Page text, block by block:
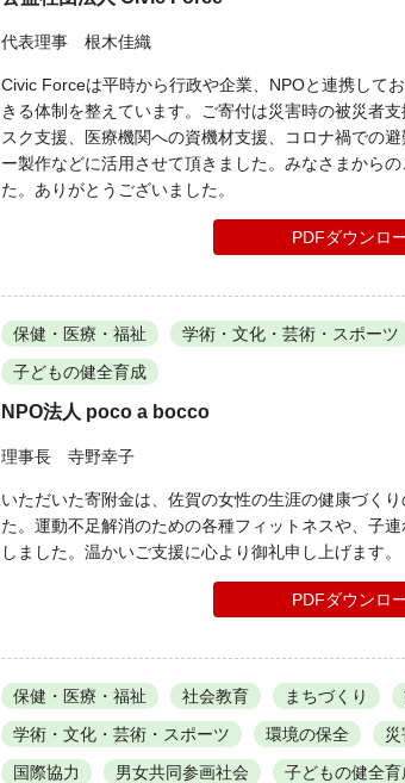
代表理事 根木佳織
Civic Forceは平時から行政や企業、NPOと連携して
きる体制を整えています。ご寄付は災害時の被災者
スク支援、医療機関への資機材支援、コロナ禍での
ー製作などに活用させて頂きました。みなさまから
た。ありがとうございました。
PDFダウンロ
保健・医療・福祉 学術・文化・芸術・スポーツ
子どもの健全育成
NPO法人 poco a bocco
理事長 寺野幸子
いただいた寄附金は、佐賀の女性の生涯の健康づく
た。運動不足解消のための各種フィットネスや、子
しました。温かいご支援に心より御礼申し上げます。
PDFダウンロ
保健・医療・福祉 社会教育 まちづくり
学術・文化・芸術・スポーツ
環境の保全
国際協力
男女共同参画社会 子どもの健全育